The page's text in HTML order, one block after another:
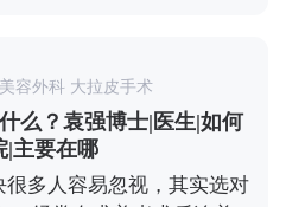
种方式，建议大家面诊时
相似的案例，把风险和恢
想知道更多关于MCR复
方媒体平台（公众号、百
详细了解。
大概率1-2年就会反弹，
明显、表情僵硬这些问
钱。 真正靠谱的拉皮手
对皮肤、筋膜、脂肪等不
提升和固定，操作复杂，
高，价格自然会高一些。
容外科 大拉皮手术
么？袁强博士|医生|如何
|主要在哪
多人容易忽视，其实选对